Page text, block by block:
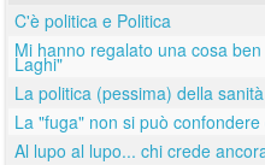
C'è politica e Politica
Mi hanno regalato una cosa
Laghi"
La politica (pessima) della
La "fuga" non si può
Al lupo al lupo... chi crede